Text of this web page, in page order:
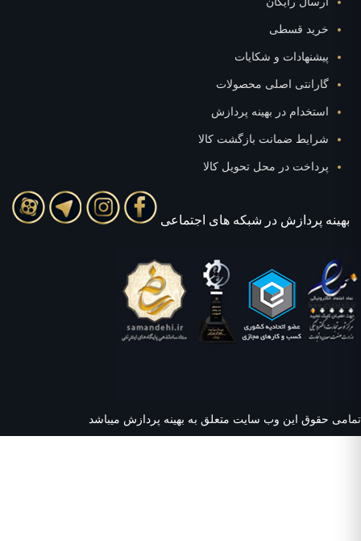
خرید قسطی
پیشنهادات و شکایات
گارانتی اصلی محصولات
استخدام در بهینه پردازش
شرایط ضمانت بازگشت کالا
پرداخت در محل تحویل کالا
بهينه پردازش در شبکه های اجتماعی
حقوق این وب سایت متعلق به بهینه پردازش میباشد